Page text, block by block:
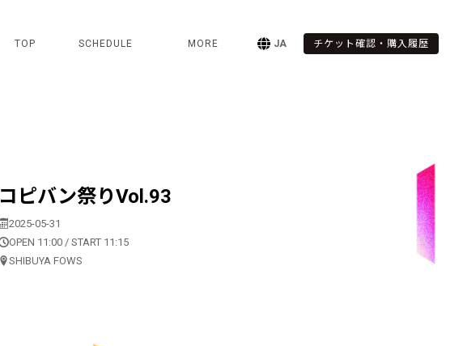
TOP SCHEDULE MORE JA チケット確認・購入履歴
コピバン祭りVol.93
2025-05-31
OPEN 11:00 / START 11:15
SHIBUYA FOWS